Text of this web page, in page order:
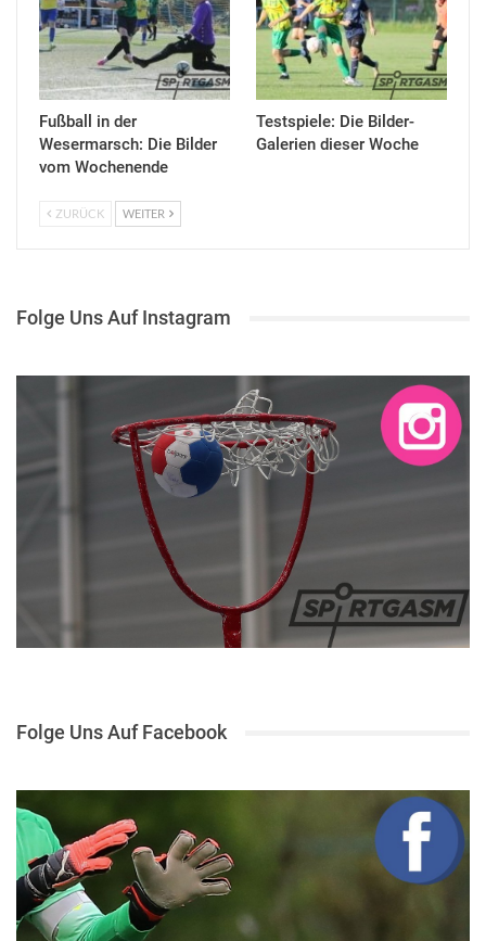
Fußball in der
Wesermarsch: Die Bilder
vom Wochenende
Testspiele: Die Bilder-
Galerien dieser Woche
ZURÜCK WEITER
Folge Uns Auf Instagram
Folge Uns Auf Facebook